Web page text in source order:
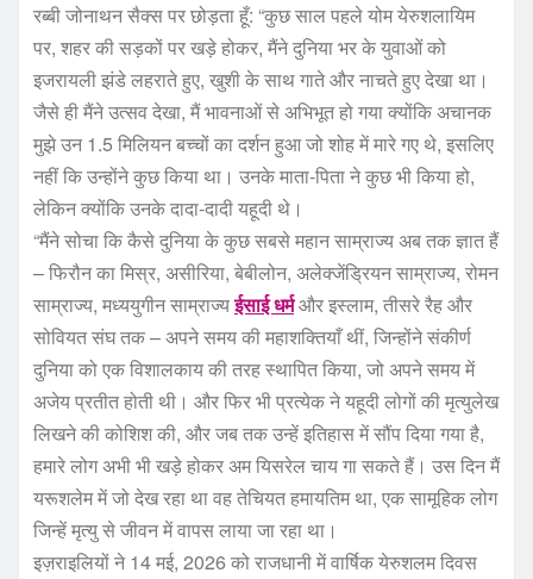
रब्बी जोनाथन सैक्स पर छोड़ता हूँ: “कुछ साल पहले योम येरुशलायिम
पर, शहर की सड़कों पर खड़े होकर, मैंने दुनिया भर के युवाओं को
इजरायली झंडे लहराते हुए, खुशी के साथ गाते और नाचते हुए देखा था।
जैसे ही मैंने उत्सव देखा, मैं भावनाओं से अभिभूत हो गया क्योंकि अचानक
मुझे उन 1.5 मिलियन बच्चों का दर्शन हुआ जो शोह में मारे गए थे, इसलिए
नहीं कि उन्होंने कुछ किया था। उनके माता-पिता ने कुछ भी किया हो,
लेकिन क्योंकि उनके दादा-दादी यहूदी थे।
“मैंने सोचा कि कैसे दुनिया के कुछ सबसे महान साम्राज्य अब तक ज्ञात हैं
– फिरौन का मिस्र, असीरिया, बेबीलोन, अलेक्जेंड्रियन साम्राज्य, रोमन
साम्राज्य, मध्ययुगीन साम्राज्यईसाई धर्मऔर इस्लाम, तीसरे रैह और
सोवियत संघ तक – अपने समय की महाशक्तियाँ थीं, जिन्होंने संकीर्ण
दुनिया को एक विशालकाय की तरह स्थापित किया, जो अपने समय में
अजेय प्रतीत होती थी। और फिर भी प्रत्येक ने यहूदी लोगों की मृत्युलेख
लिखने की कोशिश की, और जब तक उन्हें इतिहास में सौंप दिया गया है,
हमारे लोग अभी भी खड़े होकर अम यिसरेल चाय गा सकते हैं। उस दिन मैं
यरूशलेम में जो देख रहा था वह तेचियत हमायतिम था, एक सामूहिक लोग
जिन्हें मृत्यु से जीवन में वापस लाया जा रहा था।
इज़राइलियों ने 14 मई, 2026 को राजधानी में वार्षिक येरुशलम दिवस